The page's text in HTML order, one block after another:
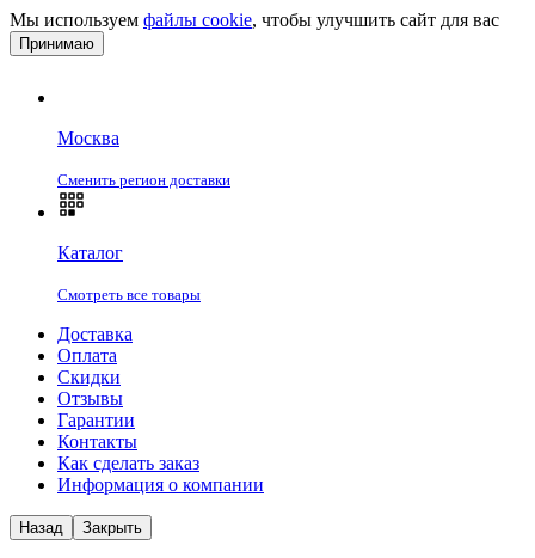
Мы используем файлы cookie, чтобы улучшить сайт для вас
Принимаю
Москва
Сменить регион доставки
Каталог
Смотреть все товары
Доставка
Оплата
Скидки
Отзывы
Гарантии
Контакты
Как сделать заказ
Информация о компании
Назад Закрыть